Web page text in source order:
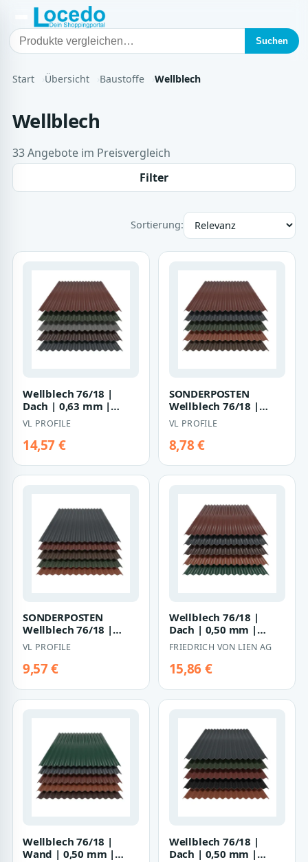
Suchen
Start Übersicht Baustoffe Wellblech
Wellblech
33 Angebote im Preisvergleich
Filter
Sortierung:
Wellblech 76/18 |
Dach | 0,63 mm |
Stahl | 25 µm
Polyester
VL PROFILE
14,57 €
SONDERPOSTEN
Wellblech 76/18 |
Dach | 0,35 – 0,75 mm
| Stahl | Aluzink…
VL PROFILE
8,78 €
SONDERPOSTEN
Wellblech 76/18 |
Wand | 0,40 – 0,75 mm
| Stahl | 25 µm P…
VL PROFILE
9,57 €
Wellblech 76/18 |
Dach | 0,50 mm |
Stahl | 60 µm
PURAMID
FRIEDRICH VON LIEN AG
15,86 €
Wellblech 76/18 |
Wand | 0,50 mm |
Wellblech 76/18 |
Dach | 0,50 mm |